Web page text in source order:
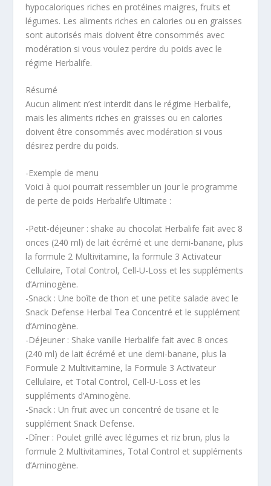
hypocaloriques riches en protéines maigres, fruits et
légumes. Les aliments riches en calories ou en graisses
sont autorisés mais doivent être consommés avec
modération si vous voulez perdre du poids avec le
régime Herbalife.
Résumé
Aucun aliment n’est interdit dans le régime Herbalife,
mais les aliments riches en graisses ou en calories
doivent être consommés avec modération si vous
désirez perdre du poids.
-Exemple de menu
Voici à quoi pourrait ressembler un jour le programme
de perte de poids Herbalife Ultimate :
-Petit-déjeuner : shake au chocolat Herbalife fait avec 8
onces (240 ml) de lait écrémé et une demi-banane, plus
la formule 2 Multivitamine, la formule 3 Activateur
Cellulaire, Total Control, Cell-U-Loss et les suppléments
d’Aminogène.
-Snack : Une boîte de thon et une petite salade avec le
Snack Defense Herbal Tea Concentré et le supplément
d’Aminogène.
-Déjeuner : Shake vanille Herbalife fait avec 8 onces
(240 ml) de lait écrémé et une demi-banane, plus la
Formule 2 Multivitamine, la Formule 3 Activateur
Cellulaire, et Total Control, Cell-U-Loss et les
suppléments d’Aminogène.
-Snack : Un fruit avec un concentré de tisane et le
supplément Snack Defense.
-Dîner : Poulet grillé avec légumes et riz brun, plus la
formule 2 Multivitamines, Total Control et suppléments
d’Aminogène.